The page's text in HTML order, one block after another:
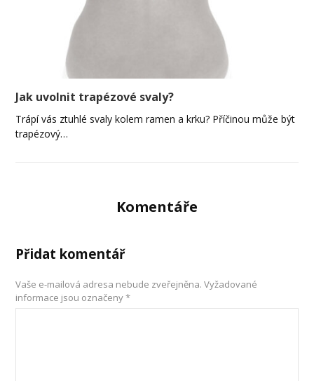
Jak uvolnit trapézové svaly?
Trápí vás ztuhlé svaly kolem ramen a krku? Příčinou může být
trapézový…
Komentáře
Přidat komentář
Vaše e-mailová adresa nebude zveřejněna. Vyžadované
informace jsou označeny*